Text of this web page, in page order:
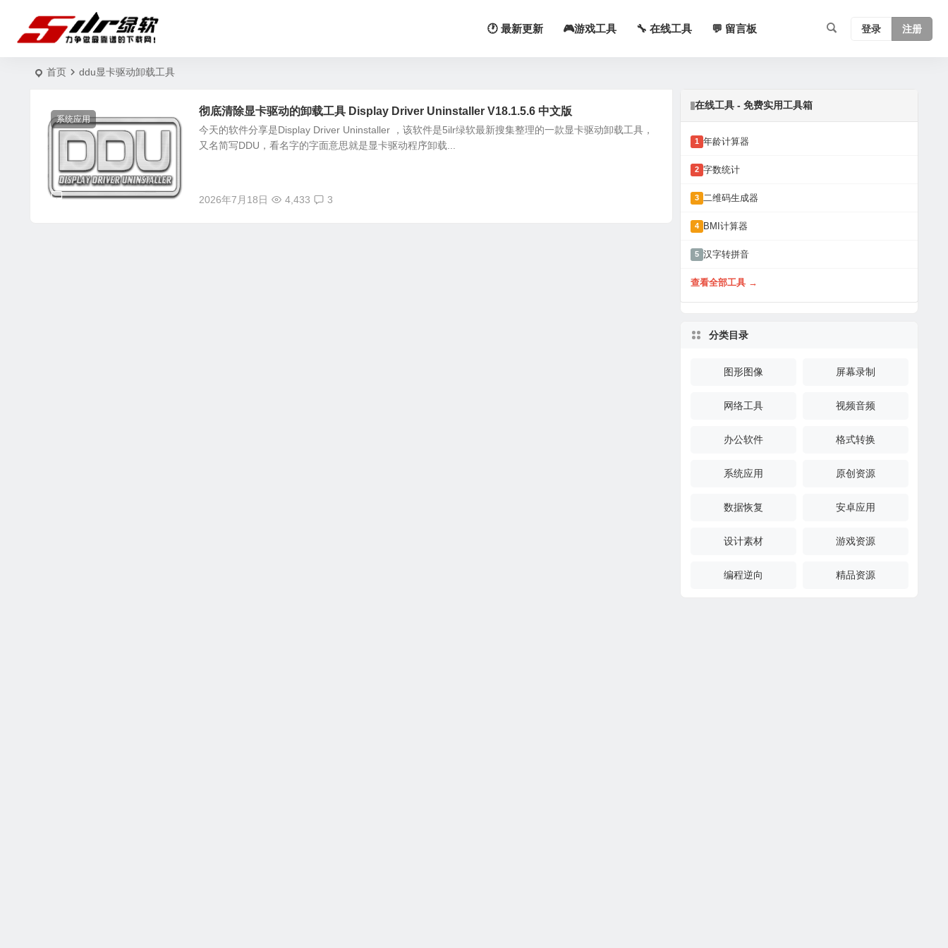
🕐 最新更新 🎮游戏工具 🔧 在线工具 💬 留言板 登录 注册
首页 ddu显卡驱动卸载工具
系统应用
彻底清除显卡驱动的卸载工具 Display Driver Uninstaller V18.1.5.6 中文版
今天的软件分享是Display Driver Uninstaller ，该软件是5ilr绿软最新搜集整理的一款显卡驱动卸载工具，
又名简写DDU，看名字的字面意思就是显卡驱动程序卸载...
2026年7月18日 4,433 3
在线工具 - 免费实用工具箱
1 年龄计算器
2 字数统计
3 二维码生成器
4 BMI计算器
5 汉字转拼音
查看全部工具 →
分类目录
图形图像 屏幕录制
网络工具 视频音频
办公软件 格式转换
系统应用 原创资源
数据恢复 安卓应用
设计素材 游戏资源
编程逆向 精品资源